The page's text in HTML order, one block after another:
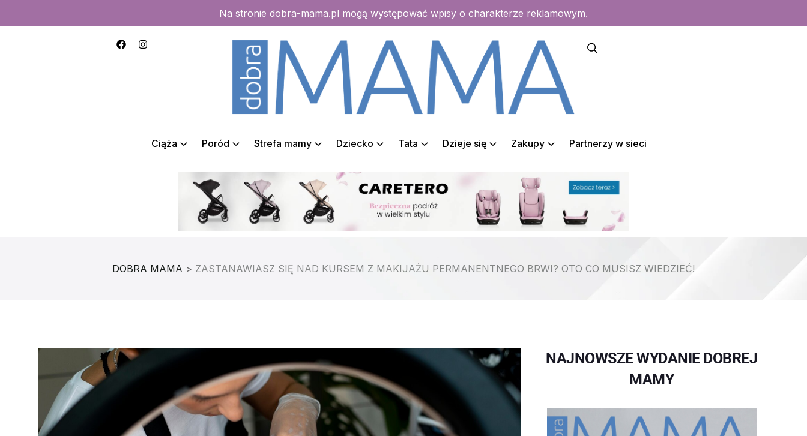
Na stronie dobra-mama.pl mogą występować wpisy o charakterze reklamowym.
Ciąża Poród Strefa mamy Dziecko Tata Dzieje się Zakupy Partnerzy w sieci
DOBRA MAMA > ZASTANAWIASZ SIĘ NAD KURSEM Z MAKIJAŻU PERMANENTNEGO BRWI? OTO CO MUSISZ WIEDZIEĆ!
NAJNOWSZE WYDANIE DOBREJ
MAMY